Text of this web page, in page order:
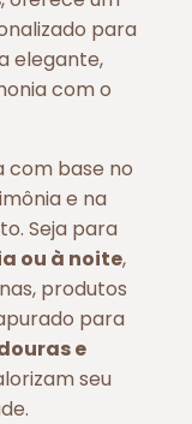
para
elegante,
com o
com base no
e na
Seja para
ou à noite,
produtos
para
e
seu